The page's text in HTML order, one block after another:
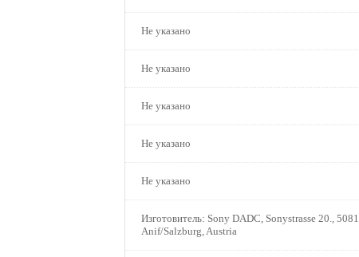
Не указано
Не указано
Не указано
Не указано
Не указано
Изготовитель: Sony DADC, Sonystrasse 20., 5081
Anif/Salzburg, Austria